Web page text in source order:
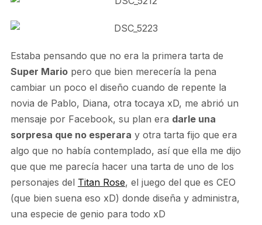
Estaba pensando que no era la primera tarta de
Super Mariopero que bien merecería la pena
cambiar un poco el diseño cuando de repente la
novia de Pablo, Diana, otra tocaya xD, me abrió un
mensaje por Facebook, su plan era darle una
sorpresa que no esperara y otra tarta fijo que era
algo que no había contemplado, así que ella me dijo
que que me parecía hacer una tarta de uno de los
personajes del Titan Rose, el juego del que es CEO
(que bien suena eso xD) donde diseña y administra,
una especie de genio para todo xD